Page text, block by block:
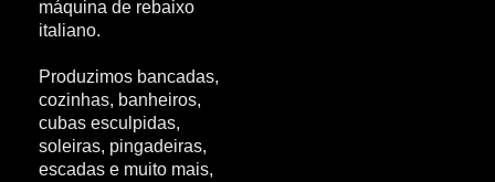
máquina de rebaixo
italiano.
Produzimos bancadas,
cozinhas, banheiros,
cubas esculpidas,
soleiras, pingadeiras,
escadas e muito mais,